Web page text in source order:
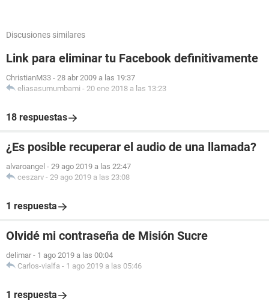
Discusiones similares
Link para eliminar tu Facebook definitivamente
ChristianM33 - 28 abr 2009 a las 19:37
eliasasumumbami - 20 ene 2018 a las 13:23
18 respuestas
¿Es posible recuperar el audio de una llamada?
alvaroangel - 29 ago 2019 a las 22:47
ceszarv - 29 ago 2019 a las 23:08
1 respuesta
Olvidé mi contraseña de Misión Sucre
delimar - 1 ago 2019 a las 00:04
Carlos-vialfa - 1 ago 2019 a las 05:46
1 respuesta